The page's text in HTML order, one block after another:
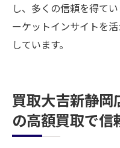
し、多くの信頼を得て
ーケットインサイトを
しています。
買取大吉新静岡
の高額買取で信